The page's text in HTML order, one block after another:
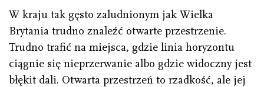
W kraju tak gęsto zaludnionym jak Wielka
Brytania trudno znaleźć otwarte przestrzenie.
Trudno trafić na miejsca, gdzie linia horyzontu
ciągnie się nieprzerwanie albo gdzie widoczny jest
błękit dali. Otwarta przestrzeń to rzadkość, ale jej